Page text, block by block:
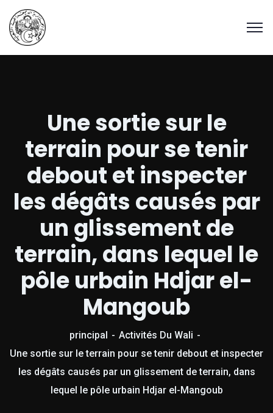
Une sortie sur le
terrain pour se tenir
debout et inspecter
les dégâts causés par
un glissement de
terrain, dans lequel le
pôle urbain Hdjar el-
Mangoub
principal
Activités Du Wali
Une sortie sur le terrain pour se tenir debout et inspecter
les dégâts causés par un glissement de terrain, dans
lequel le pôle urbain Hdjar el-Mangoub